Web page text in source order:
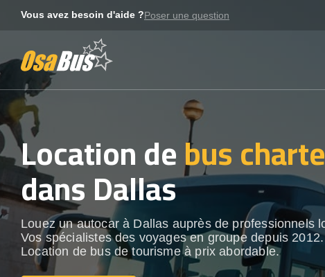
Vous avez besoin d'aide ?Poser une question
Location debus
dans Dallas
Louez un autocar à Dallas auprès de professionnels
Vos spécialistes des voyages en groupe depuis 2012.
Location de bus de tourisme à prix abordable.